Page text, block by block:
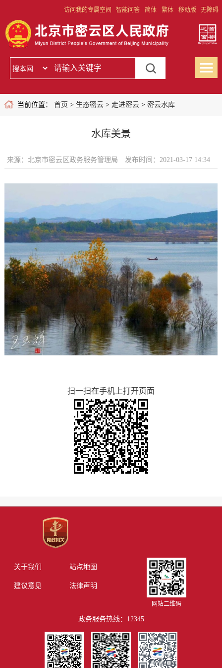
访问我的专属空间 智能问答 简体 繁体 移动版 无障碍
当前位置： 首页 > 生态密云> 走进密云> 密云水库
水库美景
来源：北京市密云区政务服务管理局 发布时间：2021-03-17 14:34
扫一扫在手机上打开页面
关于我们 站点地图
建议意见 法律声明
网站二维码
政务服务热线：12345